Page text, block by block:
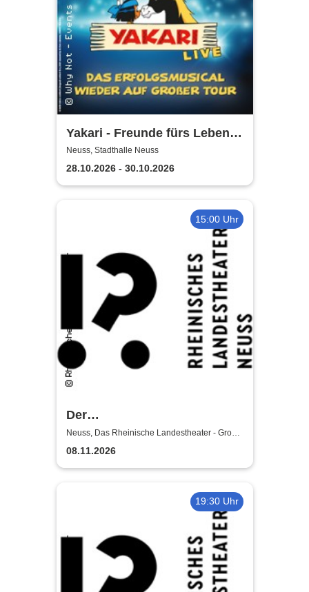
Yakari - Freunde fürs Leben -
Das Musical für die ganze
Familie
Neuss, Stadthalle Neuss
28.10.2026 - 30.10.2026
15:00 Uhr
Der
satanarchäolügenialkohöllische
Wunschpunsch - Rheinisches
Landestheater Neuss
Neuss, Das Rheinische Landestheater - Große
Bühne
08.11.2026
19:30 Uhr